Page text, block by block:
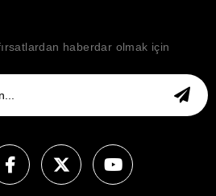
haberdar olmak için